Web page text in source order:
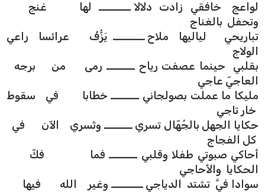
لواعج خافقي زادت دلالا ـــــــــ لها غنج
وتحفل بالغناج
تباريحي لياليها ملاح ـــــــــ يَزُّفُ عرائسا راعي
الولاج
بقلبي حينما عصفت رياح ــــــــ رمى من برجه
العاجيّ عاجي
مليكا ما عملت بصولجاني ــــــــ خطابا في سقوط
خار تاجي
حكايا الجهل بالجُهّال تسري ــــــــ وتَسري الآن في
كل الفجاج
أحاكي صبوتي طفلا وقلبي ــــــــ فما فكّ
الحكايا والأَحاجي
سوادا فيَّ تشتد الدياجي ـــــــــ وغير الله فيها